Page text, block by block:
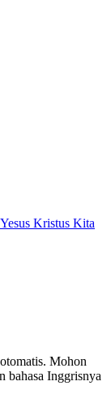
Kristus Kita
Mohon
bahasa Inggrisnya